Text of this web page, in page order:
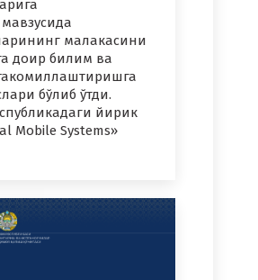
малакасини
доир билим ва
бўлиб ўтди.
йирик
Mobile Systems»